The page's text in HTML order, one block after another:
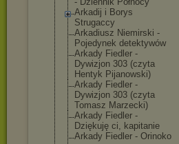
Arkadij i Borys
Strugaccy
Arkadiusz Niemirski -
Pojedynek detektywów
Arkady Fiedler -
Dywizjon 303 (czyta
Hentyk Pijanowski)
Arkady Fiedler -
Dywizjon 303 (czyta
Tomasz Marzecki)
Arkady Fiedler -
Dziękuję ci, kapitanie
Arkady Fiedler - Orinoko